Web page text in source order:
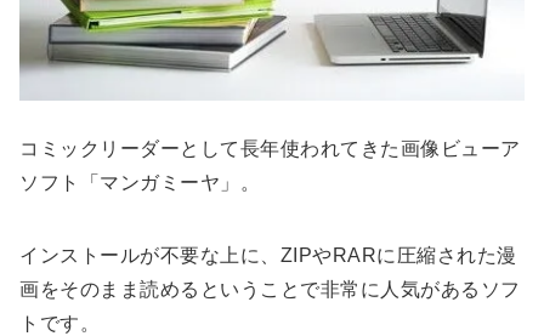
コミックリーダーとして長年使われてきた画像ビューア
ソフト「マンガミーヤ」。
インストールが不要な上に、ZIPやRARに圧縮された漫
画をそのまま読めるということで非常に人気があるソフ
トです。